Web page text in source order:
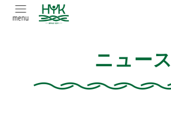
ニュース